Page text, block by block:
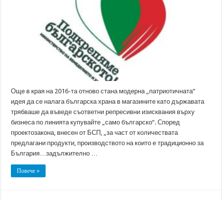
Още в края на 2016-та отново стана модерна „патриотичната“
идея да се налага българска храна в магазините като държавата
трябваше да въведе съответни репресивни изисквания върху
бизнеса по линията купувайте „само българско“. Според
проектозакона, внесен от БСП, „за част от количествата
предлагани продукти, производството на които е традиционно за
България…задължително …
Повече »